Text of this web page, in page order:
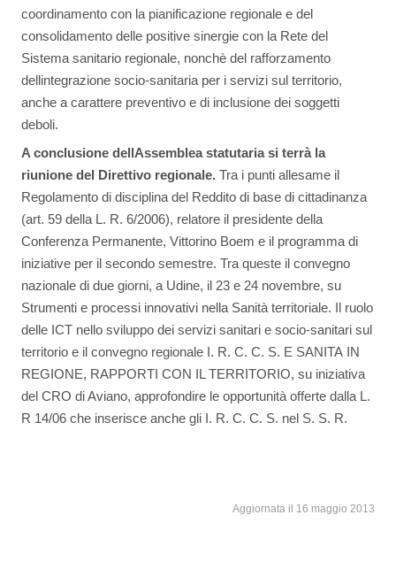
coordinamento con la pianificazione regionale e del
consolidamento delle positive sinergie con la Rete del
Sistema sanitario regionale, nonchè del rafforzamento
dellintegrazione socio-sanitaria per i servizi sul territorio,
anche a carattere preventivo e di inclusione dei soggetti
deboli.
A conclusione dellAssemblea statutaria si terrà la
riunione del Direttivo regionale. Tra i punti allesame il
Regolamento di disciplina del Reddito di base di cittadinanza
(art. 59 della L. R. 6/2006), relatore il presidente della
Conferenza Permanente, Vittorino Boem e il programma di
iniziative per il secondo semestre. Tra queste il convegno
nazionale di due giorni, a Udine, il 23 e 24 novembre, su
Strumenti e processi innovativi nella Sanità territoriale. Il ruolo
delle ICT nello sviluppo dei servizi sanitari e socio-sanitari sul
territorio e il convegno regionale I. R. C. C. S. E SANITA IN
REGIONE, RAPPORTI CON IL TERRITORIO, su iniziativa
del CRO di Aviano, approfondire le opportunità offerte dalla L.
R 14/06 che inserisce anche gli I. R. C. C. S. nel S. S. R.
Aggiornata il 16 maggio 2013